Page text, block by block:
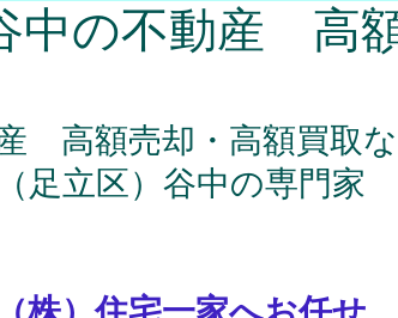
中の不動産 高
　高額売却・高額買取
（足立区）谷中の専門家